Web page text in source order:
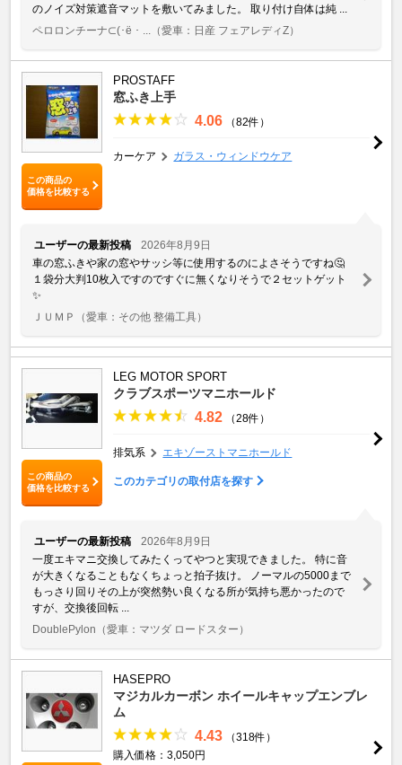
のノイズ対策遮音マットを敷いてみました。 取り付け自体は純 ...
ペロロンチーナ⊂(･ё ･ ...
（愛車：日産 フェアレディZ）
この商品の
価格を比較する
PROSTAFF
窓ふき上手
4.06 （82件）
カーケア ガラス・ウィンドウケア
ユーザーの最新投稿
2026年8月9日
車の窓ふきや家の窓やサッシ等に使用するのによさそうですね🤔
１袋分大判10枚入ですのですぐに無くなりそうで２セットゲット
✨
ＪＵＭＰ
（愛車：その他 整備工具）
この商品の
価格を比較する
LEG MOTOR SPORT
クラブスポーツマニホールド
4.82 （28件）
排気系 エキゾーストマニホールド
このカテゴリの取付店を探す
ユーザーの最新投稿
2026年8月9日
一度エキマニ交換してみたくってやつと実現できました。 特に音
が大きくなることもなくちょっと拍子抜け。 ノーマルの5000まで
もっさり回りその上が突然勢い良くなる所が気持ち悪かったので
すが、交換後回転 ...
DoublePylon （愛車：マツダ ロードスター）
HASEPRO
マジカルカーボン ホイールキャップエンブレ
ム
4.43
（318件）
購入価格：3,050円